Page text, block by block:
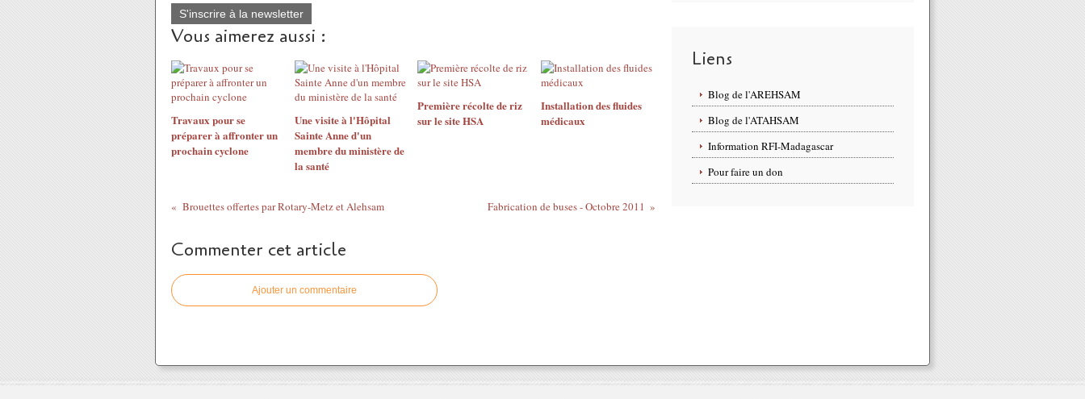
S'inscrire à la newsletter
Vous aimerez aussi :
Travaux pour se
préparer à affronter un
prochain cyclone
Une visite à l'Hôpital
Sainte Anne d'un
membre du ministère de
la santé
Première récolte de riz
sur le site HSA
Installation des fluides
médicaux
Brouettes offertes par Rotary-Metz et Alehsam Fabrication de buses - Octobre 2011
Commenter cet article
Ajouter un commentaire
Liens
Blog de l'AREHSAM
Blog de l'ATAHSAM
Information RFI-Madagascar
Pour faire un don